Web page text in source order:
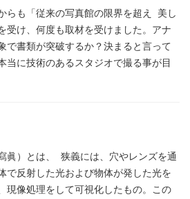
n
a
v
i
らも「従来の写真館の限界を超え 美し
受け、何度も取材を受けました。アナ
で書類が突破するか？決まると言って
当に技術のあるスタジオで撮る事が目
眞）とは、 狭義には、穴やレンズを通
で反射した光および物体が発した光を
現像処理をして可視化したもの。この